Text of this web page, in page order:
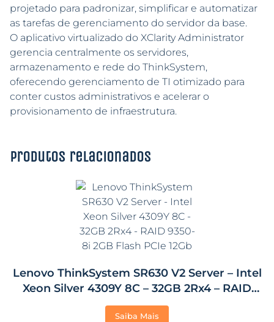
projetado para padronizar, simplificar e automatizar
as tarefas de gerenciamento do servidor da base.
O aplicativo virtualizado do XClarity Administrator
gerencia centralmente os servidores,
armazenamento e rede do ThinkSystem,
oferecendo gerenciamento de TI otimizado para
conter custos administrativos e acelerar o
provisionamento de infraestrutura.
Produtos relacionados
Lenovo ThinkSystem SR630 V2 Server – Intel
Xeon Silver 4309Y 8C – 32GB 2Rx4 – RAID
9350-8i 2GB Flash PCIe 12Gb
Saiba Mais